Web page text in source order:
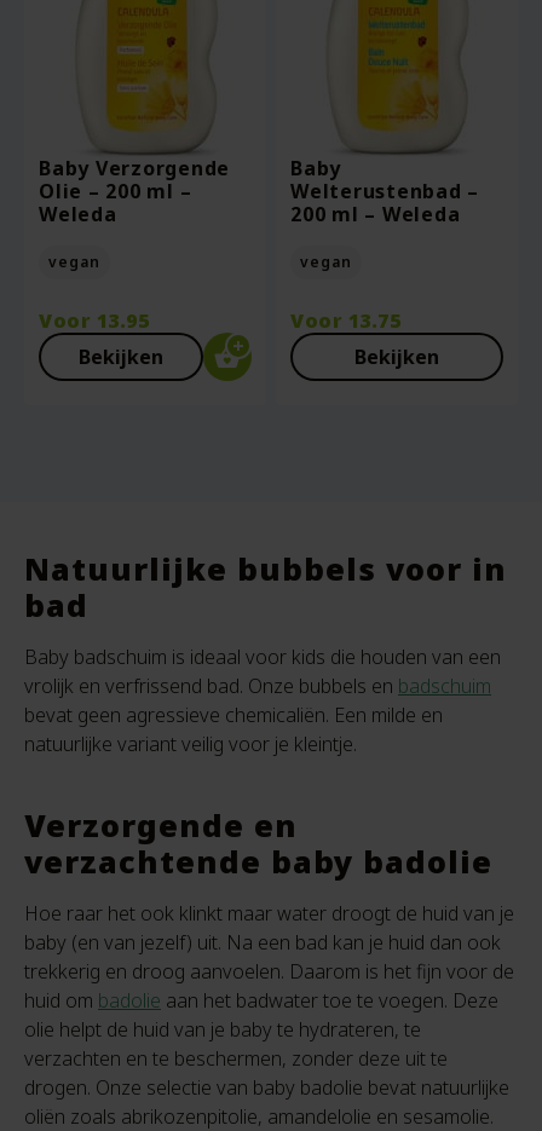
Baby Verzorgende
Olie – 200 ml –
Weleda
vegan
Voor 13.95
Bekijken
Baby
Welterustenbad –
200 ml – Weleda
vegan
Voor 13.75
Bekijken
Natuurlijke bubbels voor in
bad
Baby badschuim is ideaal voor kids die houden van een
vrolijk en verfrissend bad. Onze bubbels en badschuim
bevat geen agressieve chemicaliën. Een milde en
natuurlijke variant veilig voor je kleintje.
Verzorgende en
verzachtende baby badolie
Hoe raar het ook klinkt maar water droogt de huid van je
baby (en van jezelf) uit. Na een bad kan je huid dan ook
trekkerig en droog aanvoelen. Daarom is het fijn voor de
huid om badolie aan het badwater toe te voegen. Deze
olie helpt de huid van je baby te hydrateren, te
verzachten en te beschermen, zonder deze uit te
drogen. Onze selectie van baby badolie bevat natuurlijke
oliën zoals abrikozenpitolie, amandelolie en sesamolie.